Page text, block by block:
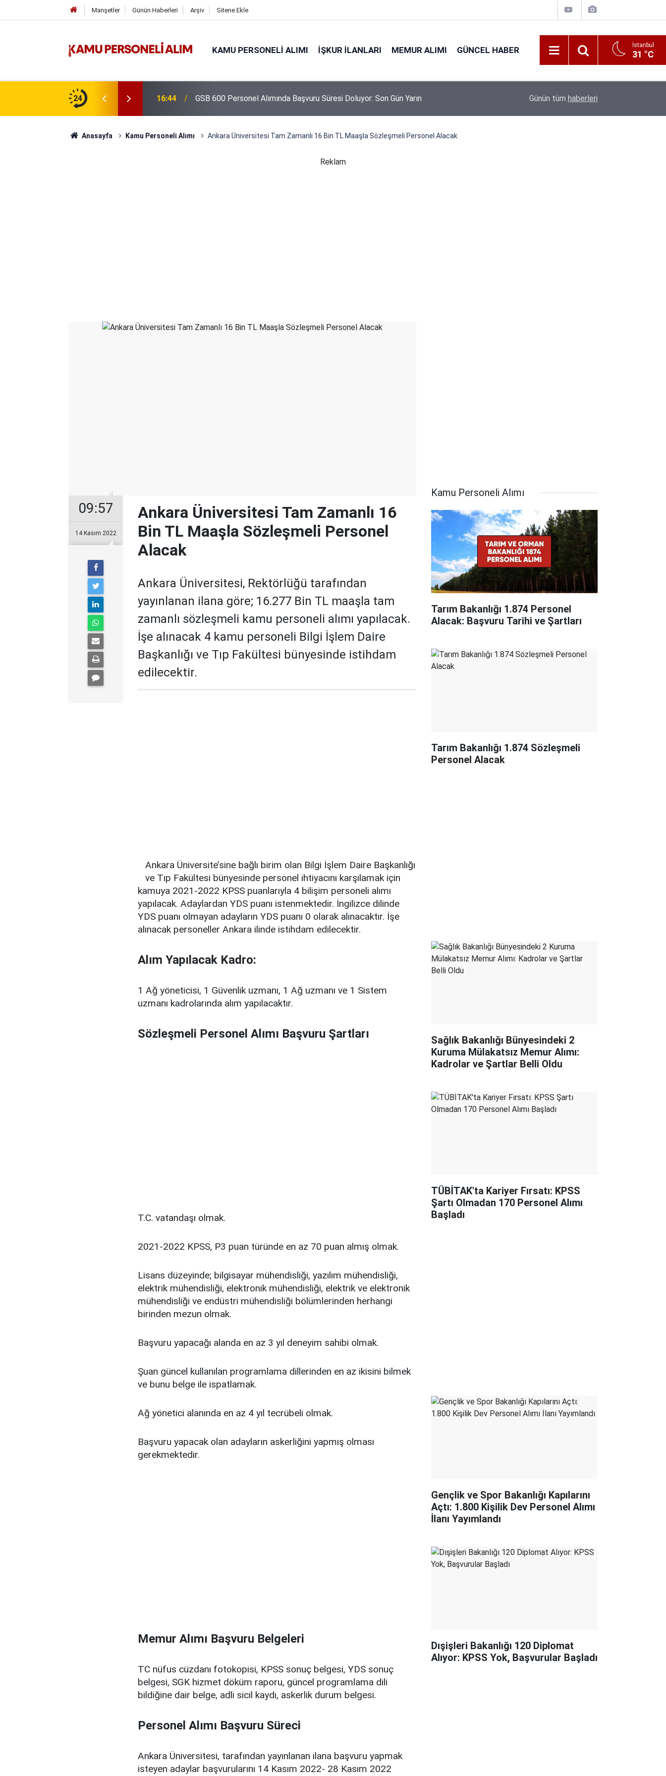
Manşetler Günün Haberleri Arşiv Sitene Ekle
KAMU PERSONELI ALIMI İŞKUR İLANLARI MEMUR ALIMI GÜNCEL HABER İstanbul
31 °C
24
Gündemde! Bakan Çiftçi Süreci
16:44 GSB 600 Personel Alımında Başvuru Süresi Doluyor: Son Gün Yarın Kıyı Emniyeti Genel Müdürlüğü 26 İşçi Alımı
Günün tüm haberleri
Anasayfa Kamu Personeli Alımı Ankara Üniversitesi Tam Zamanlı 16 Bin TL Maaşla Sözleşmeli Personel Alacak
Reklam
09:57
14 Kasım 2022
Ankara Üniversitesi Tam Zamanlı 16
Bin TL Maaşla Sözleşmeli Personel
Alacak
Ankara Üniversitesi, Rektörlüğü tarafından
yayınlanan ilana göre; 16.277 Bin TL maaşla tam
zamanlı sözleşmeli kamu personeli alımı yapılacak.
İşe alınacak 4 kamu personeli Bilgi İşlem Daire
Başkanlığı ve Tıp Fakültesi bünyesinde istihdam
edilecektir.
Ankara Üniversite’sine bağlı birim olan Bilgi İşlem Daire Başkanlığı
ve Tıp Fakültesi bünyesinde personel ihtiyacını karşılamak için
kamuya 2021-2022 KPSS puanlarıyla 4 bilişim personeli alımı
yapılacak. Adaylardan YDS puanı istenmektedir. İngilizce dilinde
YDS puanı olmayan adayların YDS puanı 0 olarak alınacaktır. İşe
alınacak personeller Ankara ilinde istihdam edilecektir.
Alım Yapılacak Kadro:
1 Ağ yöneticisi, 1 Güvenlik uzmanı, 1 Ağ uzmanı ve 1 Sistem
uzmanı kadrolarında alım yapılacaktır.
Sözleşmeli Personel Alımı Başvuru Şartları
T.C. vatandaşı olmak.
2021-2022 KPSS, P3 puan türünde en az 70 puan almış olmak.
Lisans düzeyinde; bilgisayar mühendisliği, yazılım mühendisliği,
elektrik mühendisliği, elektronik mühendisliği, elektrik ve elektronik
mühendisliği ve endüstri mühendisliği bölümlerinden herhangi
birinden mezun olmak.
Başvuru yapacağı alanda en az 3 yıl deneyim sahibi olmak.
Şuan güncel kullanılan programlama dillerinden en az ikisini bilmek
ve bunu belge ile ispatlamak.
Ağ yönetici alanında en az 4 yıl tecrübeli olmak.
Başvuru yapacak olan adayların askerliğini yapmış olması
gerekmektedir.
Memur Alımı Başvuru Belgeleri
TC nüfus cüzdanı fotokopisi, KPSS sonuç belgesi, YDS sonuç
belgesi, SGK hizmet döküm raporu, güncel programlama dili
bildiğine dair belge, adli sicil kaydı, askerlik durum belgesi.
Personel Alımı Başvuru Süreci
Ankara Üniversitesi, tarafından yayınlanan ilana başvuru yapmak
isteyen adaylar başvurularını 14 Kasım 2022- 28 Kasım 2022
Kamu Personeli Alımı
Tarım Bakanlığı 1.874 Personel
Alacak: Başvuru Tarihi ve Şartları
Tarım Bakanlığı 1.874 Sözleşmeli
Personel Alacak
Sağlık Bakanlığı Bünyesindeki 2
Kuruma Mülakatsız Memur Alımı:
Kadrolar ve Şartlar Belli Oldu
TÜBİTAK'ta Kariyer Fırsatı: KPSS
Şartı Olmadan 170 Personel Alımı
Başladı
Gençlik ve Spor Bakanlığı Kapılarını
Açtı: 1.800 Kişilik Dev Personel Alımı
İlanı Yayımlandı
Dışişleri Bakanlığı 120 Diplomat
Alıyor: KPSS Yok, Başvurular Başladı